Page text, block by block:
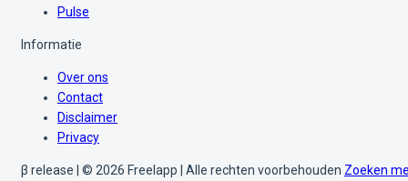
Pulse
Informatie
Over ons
Contact
Disclaimer
Privacy
β release | © 2026 Freelapp | Alle rechten voorbehouden Zoeken